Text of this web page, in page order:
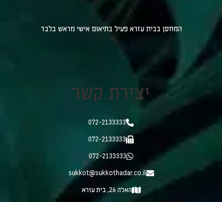
המחסן בבית עזרא פעיל בתיאום אישי מראש בלבד
יצירת קשר
072-2133333
072-2133333
072-2133333
sukkot@sukkothadar.co.il
האלה 26, בית עזרא